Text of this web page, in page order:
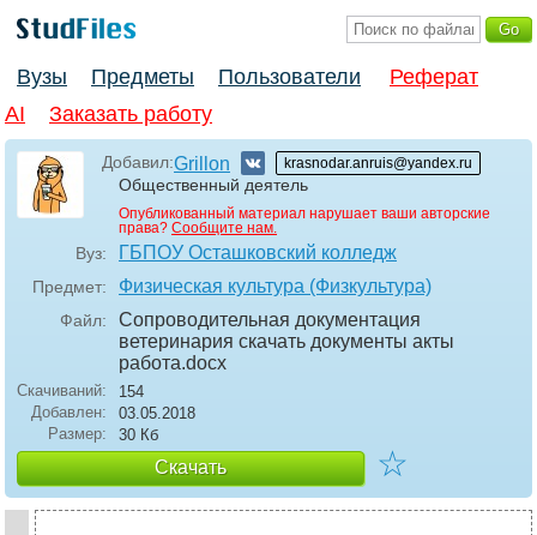
Вузы Предметы Пользователи
Реферат
AI
Заказать работу
Добавил:Grillon krasnodar.anruis@yandex.ru
Общественный деятель
Опубликованный материал нарушает ваши авторские
права? Сообщите нам.
Вуз: ГБПОУ Осташковский колледж
Предмет: Физическая культура (Физкультура)
Файл:
Сопроводительная документация
ветеринария скачать документы акты
работа.docx
Скачиваний:
154
Добавлен:
03.05.2018
Размер:
30 Кб
Скачать ☆